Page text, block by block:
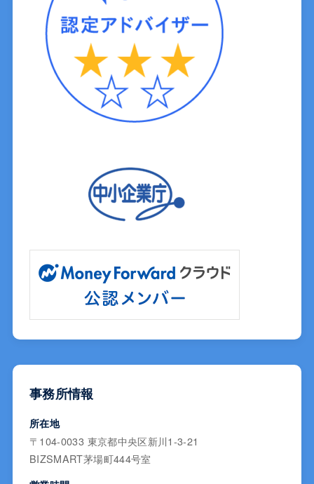
事務所情報
所在地
〒104-0033 東京都中央区新川1-3-21
BIZSMART茅場町444号室